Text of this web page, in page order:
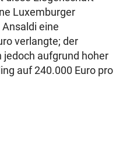
Luxemburger
eine
verlangte; der
aufgrund hoher
auf 240.000 Euro pro